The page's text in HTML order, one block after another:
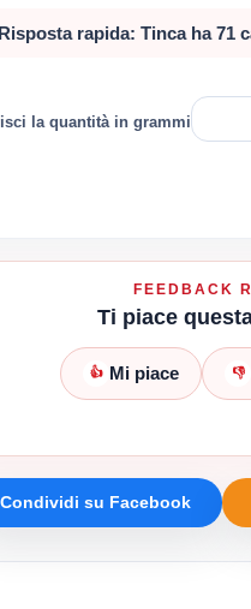
Risposta rapida: Tinca ha 71
la quantità in grammi
FEEDBACK
Ti piace
👍 Mi piace 👎
Condividi su Facebook